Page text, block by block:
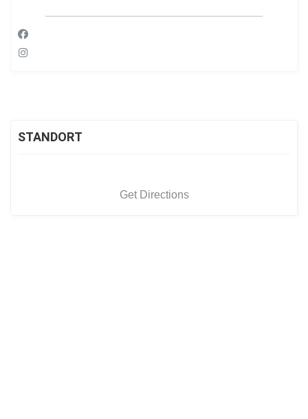
STANDORT
Get Directions